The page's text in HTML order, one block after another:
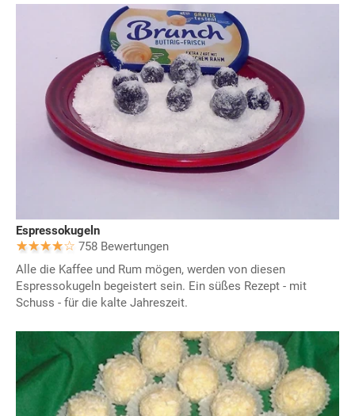
Espressokugeln
758 Bewertungen
Alle die Kaffee und Rum mögen, werden von diesen
Espressokugeln begeistert sein. Ein süßes Rezept - mit
Schuss - für die kalte Jahreszeit.